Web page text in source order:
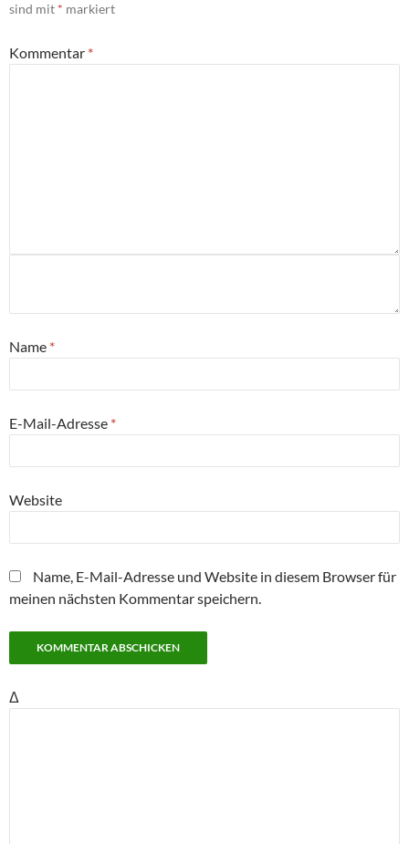
sind mit * markiert
Kommentar *
Name *
E-Mail-Adresse *
Website
Name, E-Mail-Adresse und Website in diesem Browser für
meinen nächsten Kommentar speichern.
Δ